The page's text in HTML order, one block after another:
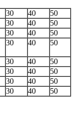
30 40
50
30 40
50
30 40
50
30 40 50
30 40
50
30 40
50
30 40
50
30 40 50